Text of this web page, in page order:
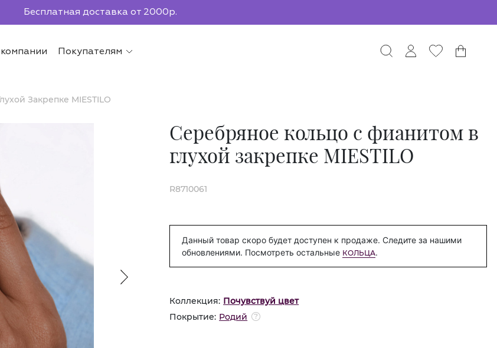
По всей России до ПВЗ СДЭК
Покупателям
Закрепке MIESTILO
Серебряное кольцо с фианитом в
глухой закрепке MIESTILO
R8710061
Данный товар скоро будет доступен к продаже. Следите за нашими
обновлениями. Посмотреть остальные КОЛЬЦА.
Коллекция: Почувствуй цвет
Покрытие: Родий